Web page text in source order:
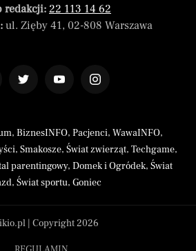
redakcji: 22 113 14 62
ul. Zięby 41, 02-808 Warszawa
, BiznesINFO, Pacjenci, WawaINFO,
, Smakosze, Świat zwierząt, Techgame,
parentingowy, Domek i Ogródek, Świat
, Świat sportu, Goniec
| Copyright 2026